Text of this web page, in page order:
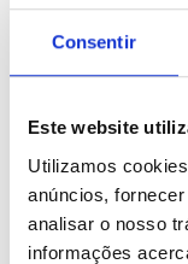
Consentir
Este website
Utilizamos
anúncios,
analisar o nosso
informações
Adicionar ao
Documentação
Baixe a